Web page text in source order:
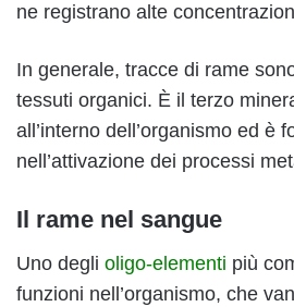
ne registrano alte
In generale, tracce di rame
tessuti organici. È il terzo
all’interno dell’organismo ed è
nell’attivazione dei processi
Il rame nel sangue
Uno degli oligo-elementi più
funzioni nell’organismo, che